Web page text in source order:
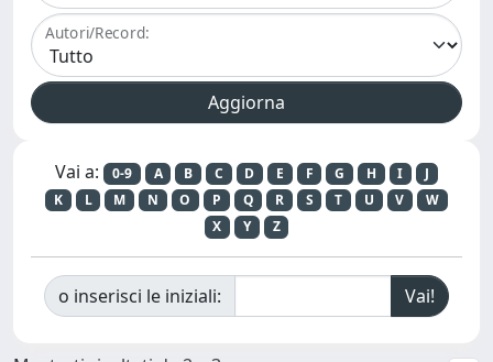
Autori/Record:
Vai a: 0-9 A B C D E F G H I
J
K
L M N O P Q R S T U V
W
X
Y Z
o inserisci le iniziali: